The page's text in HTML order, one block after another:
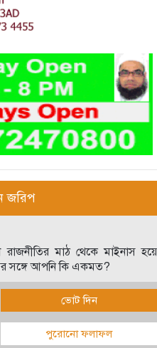
জরিপ
রাজনীতির মাঠ থেকে মাইনাস হয়ে
সঙ্গে আপনি কি একমত?
ভোট দিন
পুরোনো ফলাফল